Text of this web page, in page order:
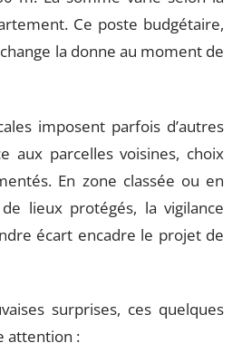
Ce poste budgétaire,
la donne au moment de
imposent parfois d’autres
aux parcelles voisines, choix
En zone classée ou en
lieux protégés, la vigilance
écart encadre le projet de
surprises, ces quelques
attention :